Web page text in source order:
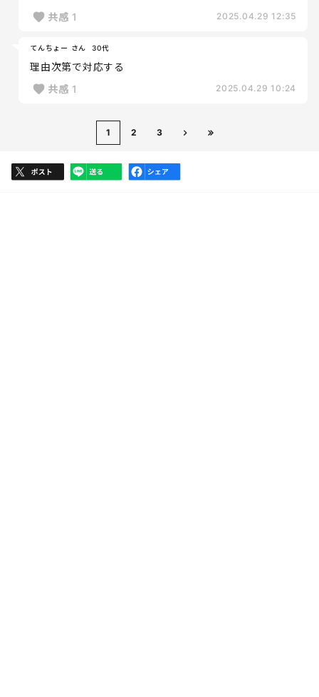
共感 1 2025.04.29 12:35
てんちょー さん 30代
理由次第で対応する
共感 1 2025.04.29 10:24
1 2 3